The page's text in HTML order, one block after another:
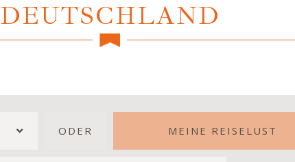
DEUTSCHLAND
ODER MEINE REISELUST